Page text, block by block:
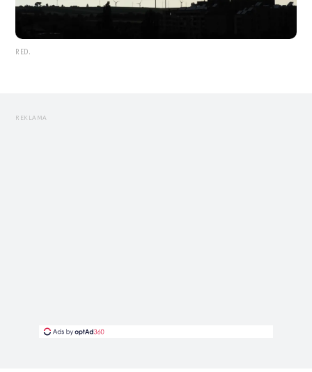
RED.
REKLAMA